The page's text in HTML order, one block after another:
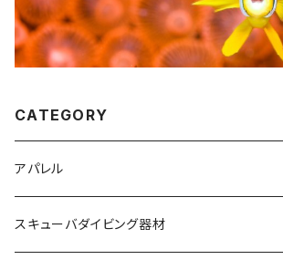
CATEGORY
アパレル
HHヘリーハンセン
スキューバダイビング器材